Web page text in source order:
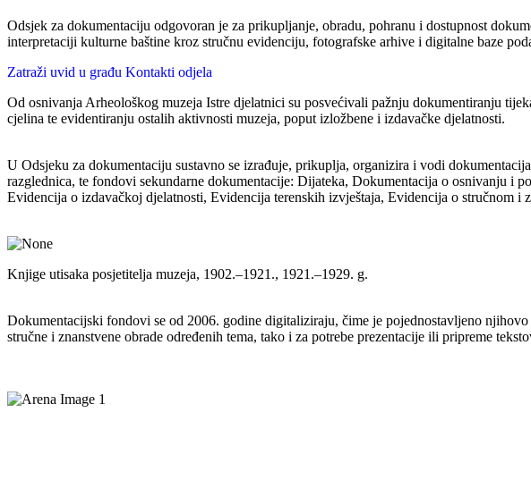
Odsjek za dokumentaciju odgovoran je za prikupljanje, obradu, pohranu i dostupnost
interpretaciji kulturne baštine kroz stručnu evidenciju, fotografske arhive i digitalne baze
Zatraži uvid u građu Kontakti odjela
Od osnivanja Arheološkog muzeja Istre djelatnici su posvećivali pažnju dokumentiranju
cjelina te evidentiranju ostalih aktivnosti muzeja, poput izložbene i izdavačke djelatnosti.
U Odsjeku za dokumentaciju sustavno se izrađuje, prikuplja, organizira i vodi
razglednica, te fondovi sekundarne dokumentacije: Dijateka, Dokumentacija o osnivanju
Evidencija o izdavačkoj djelatnosti, Evidencija terenskih izvještaja, Evidencija o stručnom i
Knjige utisaka posjetitelja muzeja, 1902.–1921., 1921.–1929. g.
Dokumentacijski fondovi se od 2006. godine digitaliziraju, čime je pojednostavljeno
stručne i znanstvene obrade određenih tema, tako i za potrebe prezentacije ili pripreme